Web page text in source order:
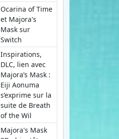
Ocarina of Time
et Majora's
Mask sur
Switch
Inspirations,
DLC, lien avec
Majora’s Mask :
Eiji Aonuma
s’exprime sur la
suite de Breath
of the Wil
Majora's Mask